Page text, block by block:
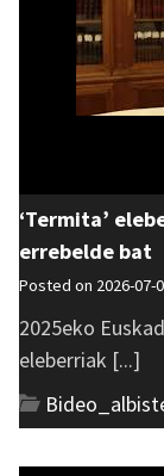
‘Termita’
errebelde bat
Posted on 2026-07-
2025eko
eleberriak [...]